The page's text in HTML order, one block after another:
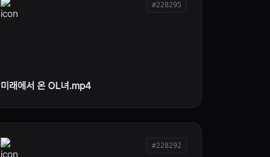
#228295
미래에서 온 OL녀.mp4
#228292